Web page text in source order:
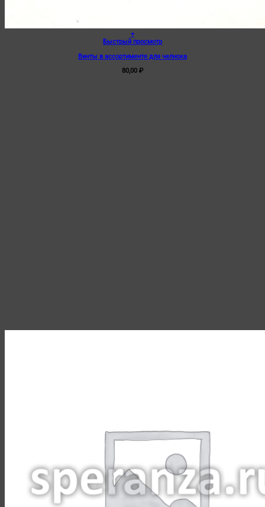
+
Быстрый просмотр
Винты в ассортименте для челнока
80,00 ₽